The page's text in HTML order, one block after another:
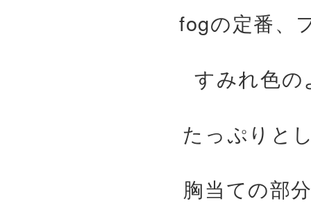
fogの定番、
すみれ色の
たっぷりと
胸当ての部